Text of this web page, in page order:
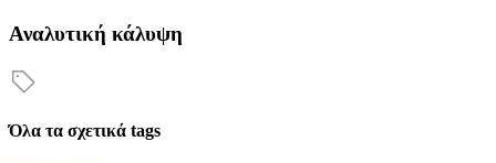
Αναλυτική κάλυψη
Όλα τα σχετικά tags